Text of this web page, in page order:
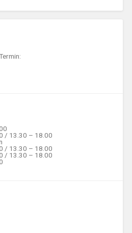
/ 13.30 – 18.00
/ 13.30 – 18.00
/ 13.30 – 18.00